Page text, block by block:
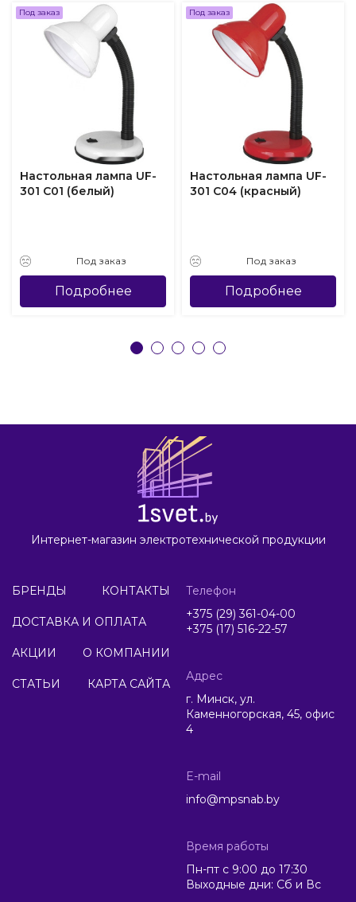
Под заказ
Настольная лампа UF-
301 С01 (белый)
Под заказ
Подробнее
Под заказ
Настольная лампа UF-
301 С04 (красный)
Под заказ
Подробнее
Интернет-магазин электротехнической продукции
БРЕНДЫ КОНТАКТЫ
ДОСТАВКА И ОПЛАТА
АКЦИИ О КОМПАНИИ
СТАТЬИ КАРТА САЙТА
Телефон
+375 (29) 361-04-00
+375 (17) 516-22-57
Адрес
г. Минск, ул.
Каменногорская, 45, офис
4
E-mail
info@mpsnab.by
Время работы
Пн-пт с 9:00 до 17:30
Выходные дни: Сб и Вс